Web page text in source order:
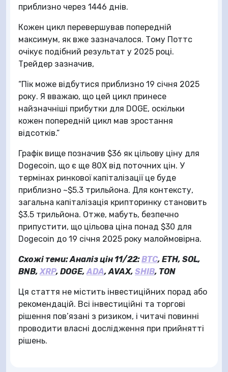
приблизно через 1446 днів.
Кожен цикл перевершував попередній
максимум, як вже зазначалося. Тому Поттс
очікує подібний результат у 2025 році.
Трейдер зазначив,
“Пік може відбутися приблизно 19 січня 2025
року. Я вважаю, що цей цикл принесе
найзначніші прибутки для DOGE, оскільки
кожен попередній цикл мав зростання
відсотків.”
Графік вище позначив $36 як цільову ціну для
Dogecoin, що є ще 80X від поточних цін. У
термінах ринкової капіталізації це буде
приблизно ~$5.3 трильйона. Для контексту,
загальна капіталізація крипторинку становить
$3.5 трильйона. Отже, мабуть, безпечно
припустити, що цільова ціна понад $30 для
Dogecoin до 19 січня 2025 року малоймовірна.
Схожі теми: Аналіз цін 11/22:BTC, ETH, SOL,
BNB,XRP, DOGE,ADA, AVAX, SHIB, TON
Ця стаття не містить інвестиційних порад або
рекомендацій. Всі інвестиційні та торгові
рішення пов’язані з ризиком, і читачі повинні
проводити власні дослідження при прийнятті
рішень.